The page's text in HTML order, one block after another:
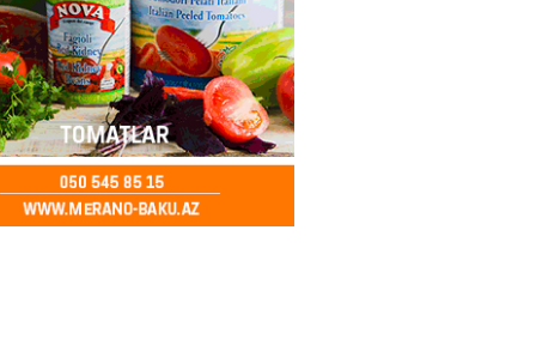
- 12:45 101
İssık-Kul gölündən gəzinti
paylaşıb
- 12:30